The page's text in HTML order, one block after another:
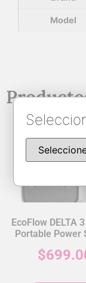
Model
EcoFlow DELTA
Portable Power
$